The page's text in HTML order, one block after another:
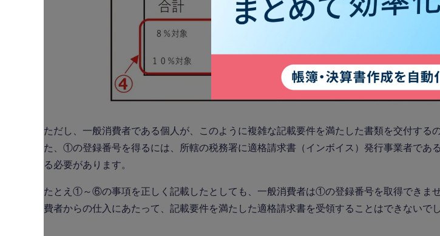
ただし、一般消費者である個人が、このように複雑な記載要件を満たした書類を交付する
た、①の登録番号を得るには、所轄の税務署に適格請求書（インボイス）発行事業者であ
る必要があります。
たとえ①～⑥の事項を正しく記載したとしても、一般消費者は①の登録番号を取得できま
費者からの仕入にあたって、記載要件を満たした適格請求書を受領することはできないでし